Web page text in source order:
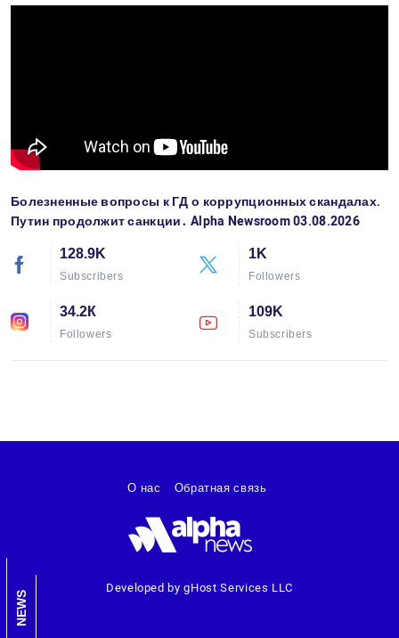
Болезненные вопросы к ГД о коррупционных скандалах.
Путин продолжит санкции․ Alpha Newsroom 03.08.2026
128.9K
Subscribers
1K
Followers
34.2К
Followers
109K
Subscribers
NEWS
Developed by gHost Services LLC
О нас Обратная связь